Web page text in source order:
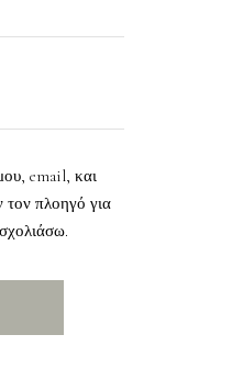
email, και
τον πλοηγό για